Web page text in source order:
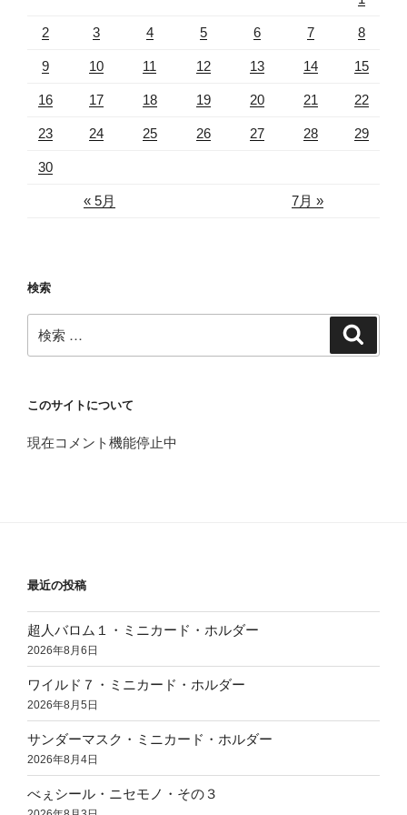
« 5月 7月 »
2 3 4 5 6 7 8
9 10 11 12 13 14 15
16 17 18 19 20 21 22
23 24 25 26 27 28 29
30
検索
検
索:
このサイトについて
現在コメント機能停止中
最近の投稿
超人バロム１・ミニカード・ホルダー
2026年8月6日
ワイルド７・ミニカード・ホルダー
2026年8月5日
サンダーマスク・ミニカード・ホルダー
2026年8月4日
べぇシール・ニセモノ・その３